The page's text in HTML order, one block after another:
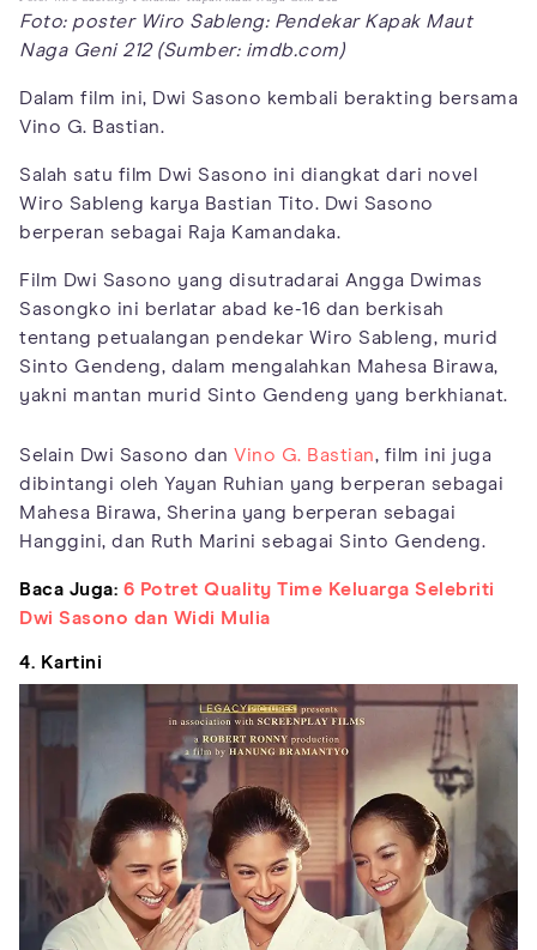
Foto: poster Wiro Sableng: Pendekar Kapak Maut
Naga Geni 212 (Sumber: imdb.com)
Dalam film ini, Dwi Sasono kembali berakting bersama
Vino G. Bastian.
Salah satu film Dwi Sasono ini diangkat dari novel
Wiro Sableng karya Bastian Tito. Dwi Sasono
berperan sebagai Raja Kamandaka.
Film Dwi Sasono yang disutradarai Angga Dwimas
Sasongko ini berlatar abad ke-16 dan berkisah
tentang petualangan pendekar Wiro Sableng, murid
Sinto Gendeng, dalam mengalahkan Mahesa Birawa,
yakni mantan murid Sinto Gendeng yang berkhianat.
Selain Dwi Sasono dan Vino G. Bastian, film ini juga
dibintangi oleh Yayan Ruhian yang berperan sebagai
Mahesa Birawa, Sherina yang berperan sebagai
Hanggini, dan Ruth Marini sebagai Sinto Gendeng.
Baca Juga: 6 Potret Quality Time Keluarga Selebriti
Dwi Sasono dan Widi Mulia
4. Kartini